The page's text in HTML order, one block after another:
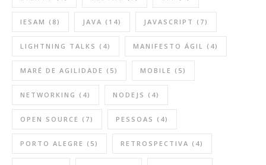
IESAM (8) JAVA (14) JAVASCRIPT (7)
LIGHTNING TALKS (4) MANIFESTO ÁGIL (4)
MARÉ DE AGILIDADE (5) MOBILE (5)
NETWORKING (4) NODEJS (4)
OPEN SOURCE (7) PESSOAS (4)
PORTO ALEGRE (5) RETROSPECTIVA (4)